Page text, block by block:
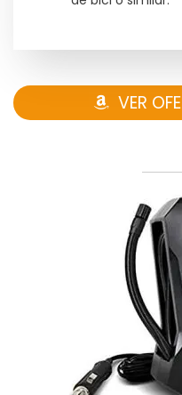
VER